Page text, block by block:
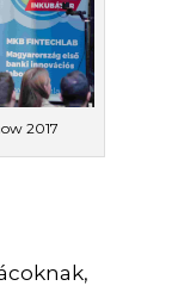
2017